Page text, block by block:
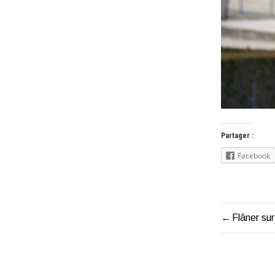
Partager :
Facebook
Flâner